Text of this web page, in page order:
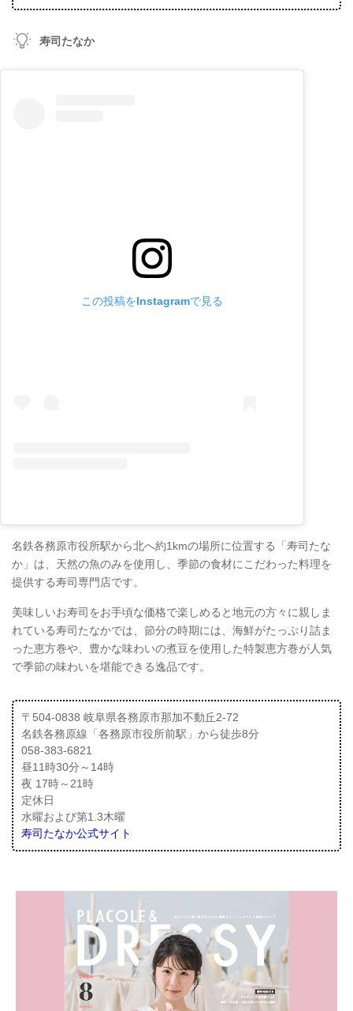
寿司たなか
この投稿をInstagramで見る
名鉄各務原市役所駅から北へ約1kmの場所に位置する「寿司たな
か」は、天然の魚のみを使用し、季節の食材にこだわった料理を
提供する寿司専門店です。
美味しいお寿司をお手頃な価格で楽しめると地元の方々に親しま
れている寿司たなかでは、節分の時期には、海鮮がたっぷり詰ま
った恵方巻や、豊かな味わいの煮豆を使用した特製恵方巻が人気
で季節の味わいを堪能できる逸品です。
〒504-0838 岐阜県各務原市那加不動丘2-72
名鉄各務原線「各務原市役所前駅」から徒歩8分
058-383-6821
昼11時30分～14時
夜 17時～21時
定休日
水曜および第1.3木曜
寿司たなか公式サイト